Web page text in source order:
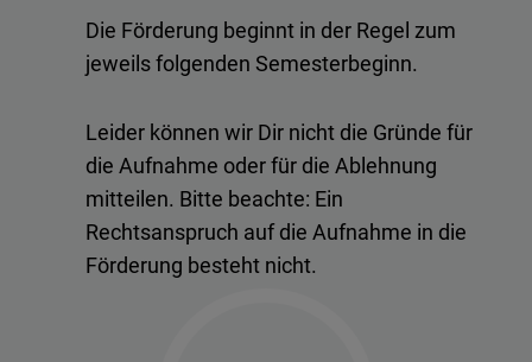
Die Förderung beginnt in der Regel zum
jeweils folgenden Semesterbeginn.
Leider können wir Dir nicht die Gründe für
die Aufnahme oder für die Ablehnung
mitteilen. Bitte beachte: Ein
Rechtsanspruch auf die Aufnahme in die
Förderung besteht nicht.